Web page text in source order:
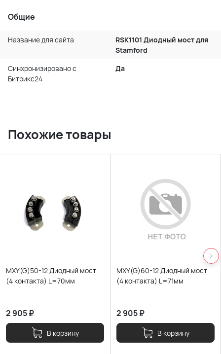
Общие
Название для сайта
RSK1101 Диодный мост для
Stamford
Синхронизировано с
Битрикс24
Да
Похожие товары
MXY(G)50-12 Диодный мост
(4 контакта) L=70мм
2 905₽
В корзину
MXY(G)60-12 Диодный мост
(4 контакта) L=71мм
2 905₽
В корзину